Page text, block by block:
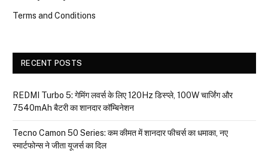
Terms and Conditions
RECENT POSTS
REDMI Turbo 5: गेमिंग लवर्स के लिए 120Hz डिस्प्ले, 100W चार्जिंग और
7540mAh बैटरी का शानदार कॉम्बिनेशन
Tecno Camon 50 Series: कम कीमत में शानदार फीचर्स का धमाका, नए
स्मार्टफोन्स ने जीता यूजर्स का दिल